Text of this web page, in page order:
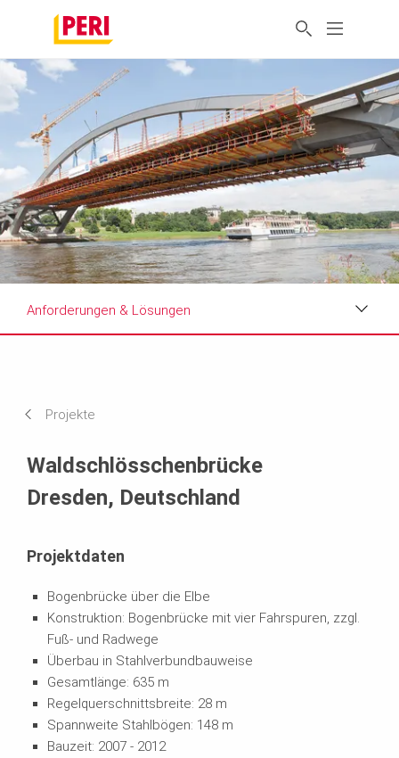
Anforderungen & Lösungen
Projekte
Waldschlösschenbrücke
Dresden, Deutschland
Projektdaten
Bogenbrücke über die Elbe
Konstruktion: Bogenbrücke mit vier Fahrspuren, zzgl.
Fuß- und Radwege
Überbau in Stahlverbundbauweise
Gesamtlänge: 635 m
Regelquerschnittsbreite: 28 m
Spannweite Stahlbögen: 148 m
Bauzeit: 2007 - 2012